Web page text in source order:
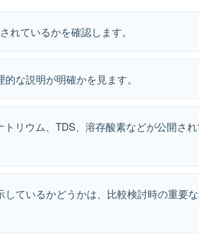
れているかを確認します。
な説明が明確かを見ます。
リウム、TDS、溶存酸素などが公開さ
ているかどうかは、比較検討時の重要